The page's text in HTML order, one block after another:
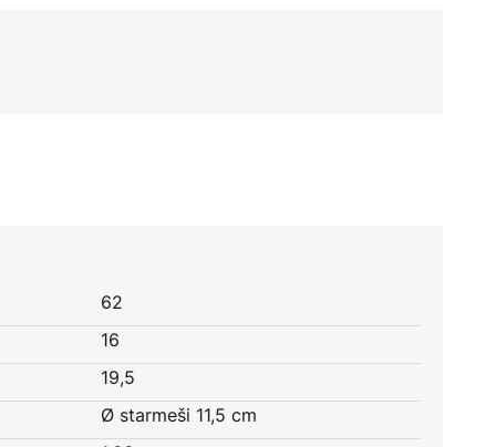
62
16
19,5
Ø starmeši 11,5 cm